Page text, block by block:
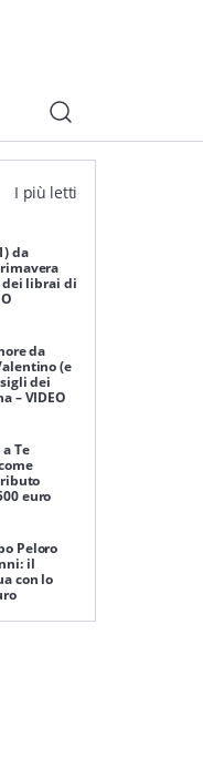
I più letti
da
dei librai di
da
(e
dei
– VIDEO
Te
euro
Peloro
il
con lo